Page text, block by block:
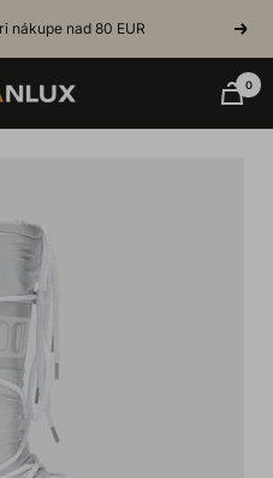
nákupe nad 80 EUR Next
0